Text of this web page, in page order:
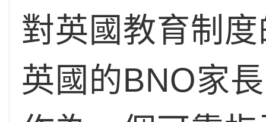
對英國教育制
英國的BNO家